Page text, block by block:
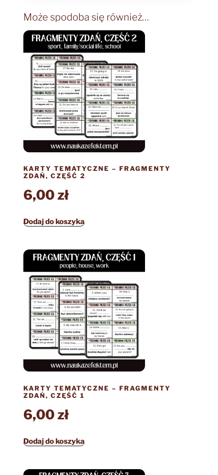
Może spodoba się również…
KARTY TEMATYCZNE – FRAGMENTY
ZDAŃ, CZĘŚĆ 2
6,00zł
Dodaj do koszyka
KARTY TEMATYCZNE – FRAGMENTY
ZDAŃ, CZĘŚĆ 1
6,00zł
Dodaj do koszyka